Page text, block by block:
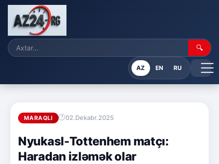
🔍
AZ EN RU
MARAQLI 02.Dekabr.2025
Nyukasl-Tottenhem matçı:
Haradan izləmək olar